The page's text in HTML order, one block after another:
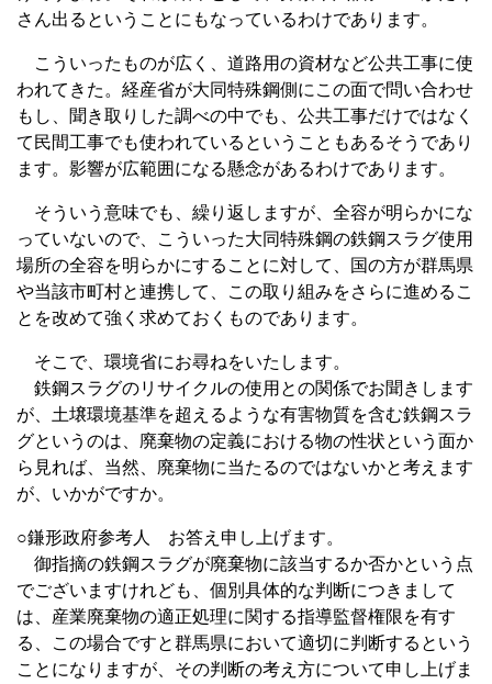
さん出るということにもなっているわけであります。
こういったものが広く、道路用の資材など公共工事に使
われてきた。経産省が大同特殊鋼側にこの面で問い合わせ
もし、聞き取りした調べの中でも、公共工事だけではなく
て民間工事でも使われているということもあるそうであり
ます。影響が広範囲になる懸念があるわけであります。
そういう意味でも、繰り返しますが、全容が明らかにな
っていないので、こういった大同特殊鋼の鉄鋼スラグ使用
場所の全容を明らかにすることに対して、国の方が群馬県
や当該市町村と連携して、この取り組みをさらに進めるこ
とを改めて強く求めておくものであります。
そこで、環境省にお尋ねをいたします。
鉄鋼スラグのリサイクルの使用との関係でお聞きします
が、土壌環境基準を超えるような有害物質を含む鉄鋼スラ
グというのは、廃棄物の定義における物の性状という面か
ら見れば、当然、廃棄物に当たるのではないかと考えます
が、いかがですか。
○鎌形政府参考人 お答え申し上げます。
御指摘の鉄鋼スラグが廃棄物に該当するか否かという点
でございますけれども、個別具体的な判断につきまして
は、産業廃棄物の適正処理に関する指導監督権限を有す
る、この場合ですと群馬県において適切に判断するという
ことになりますが、その判断の考え方について申し上げま